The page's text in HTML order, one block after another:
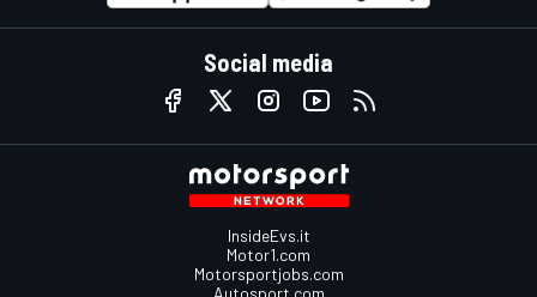
Social media
InsideEvs.it
Motor1.com
Motorsportjobs.com